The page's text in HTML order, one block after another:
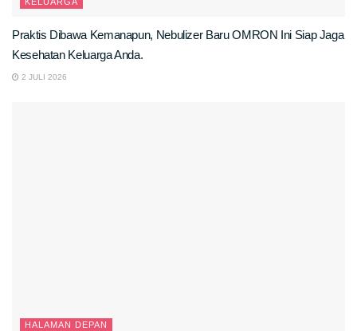
Praktis Dibawa Kemanapun, Nebulizer Baru OMRON Ini Siap Jaga
Kesehatan Keluarga Anda.
2 JULI 2026
HALAMAN DEPAN